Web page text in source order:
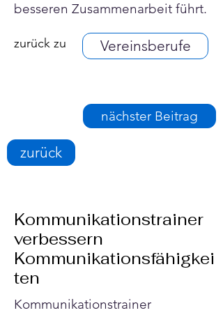
besseren Zusammenarbeit führt.
zurück zu Vereinsberufe
nächster Beitrag
zurück
Kommunikationstrainer
verbessern
Kommunikationsfähigkei
ten
Kommunikationstrainer